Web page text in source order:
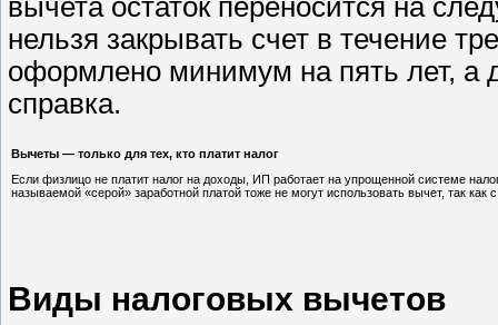
вычета остаток переносится на
нельзя закрывать счет в течение
оформлено минимум на пять лет, а
справка.
Вычеты — только для тех, кто платит налог
Если физлицо не платит налог на доходы, ИП работает на упрощенной системе
называемой «серой» заработной платой тоже не могут использовать вычет, так
Виды налоговых вычетов